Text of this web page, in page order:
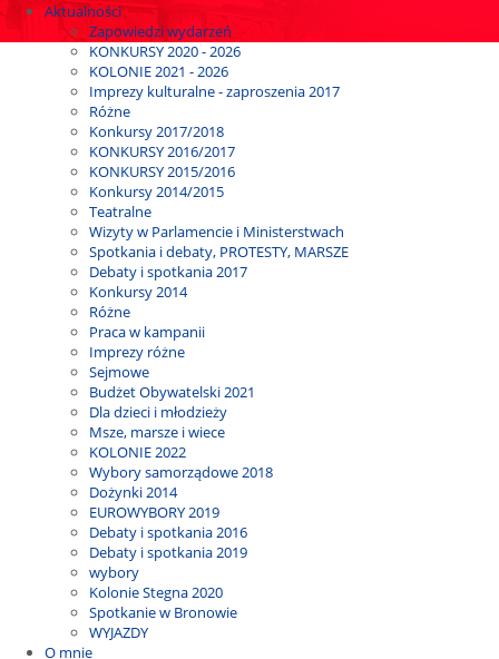
Aktualności
Zapowiedzi wydarzeń
KONKURSY 2020 - 2026
KOLONIE 2021 - 2026
Imprezy kulturalne - zaproszenia 2017
Różne
Konkursy 2017/2018
KONKURSY 2016/2017
KONKURSY 2015/2016
Konkursy 2014/2015
Teatralne
Wizyty w Parlamencie i Ministerstwach
Spotkania i debaty, PROTESTY, MARSZE
Debaty i spotkania 2017
Konkursy 2014
Różne
Praca w kampanii
Imprezy różne
Sejmowe
Budżet Obywatelski 2021
Dla dzieci i młodzieży
Msze, marsze i wiece
KOLONIE 2022
Wybory samorządowe 2018
Dożynki 2014
EUROWYBORY 2019
Debaty i spotkania 2016
Debaty i spotkania 2019
wybory
Kolonie Stegna 2020
Spotkanie w Bronowie
WYJAZDY
O mnie